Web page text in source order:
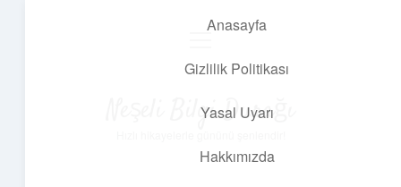
Anasayfa
Gizlilik Politikası
Yasal Uyarı
Hakkımızda
Neşeli Bilgi Durağı